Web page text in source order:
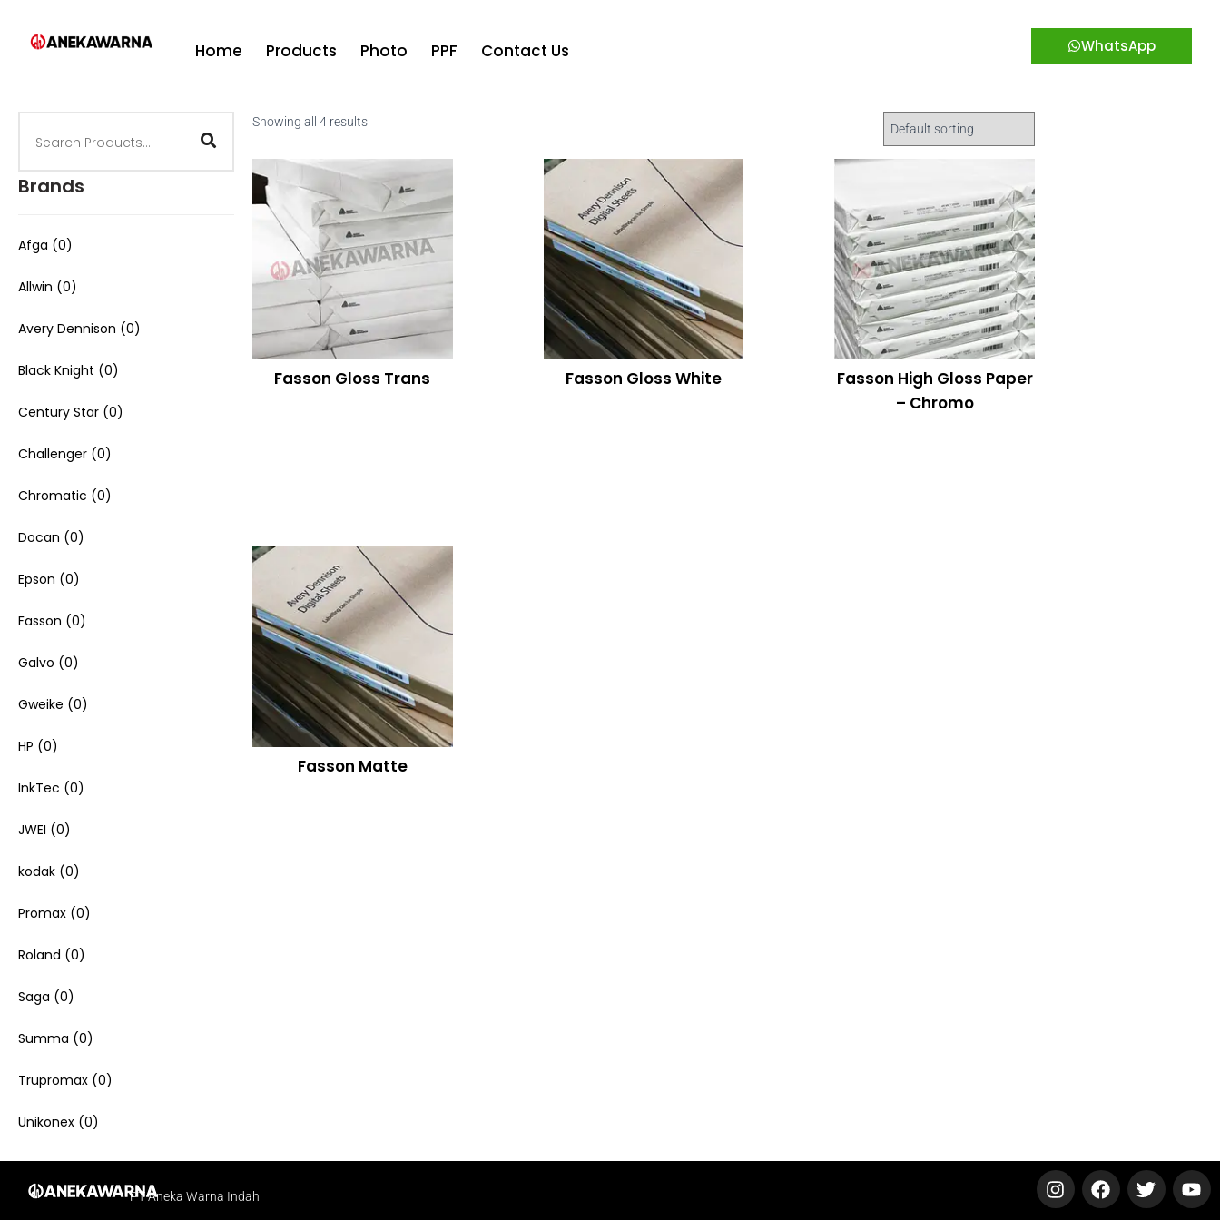
Home Products Photo PPF Contact Us WhatsApp
Brands
Afga (0)
Allwin (0)
Avery Dennison (0)
Black Knight (0)
Century Star (0)
Challenger (0)
Chromatic (0)
Docan (0)
Epson (0)
Fasson (0)
Galvo (0)
Gweike (0)
HP (0)
InkTec (0)
JWEI (0)
kodak (0)
Promax (0)
Roland (0)
Saga (0)
Summa (0)
Trupromax (0)
Unikonex (0)
Showing all 4 results
Fasson Gloss Trans Fasson Gloss White
Fasson High Gloss Paper
– Chromo
Fasson Matte
PT Aneka Warna Indah